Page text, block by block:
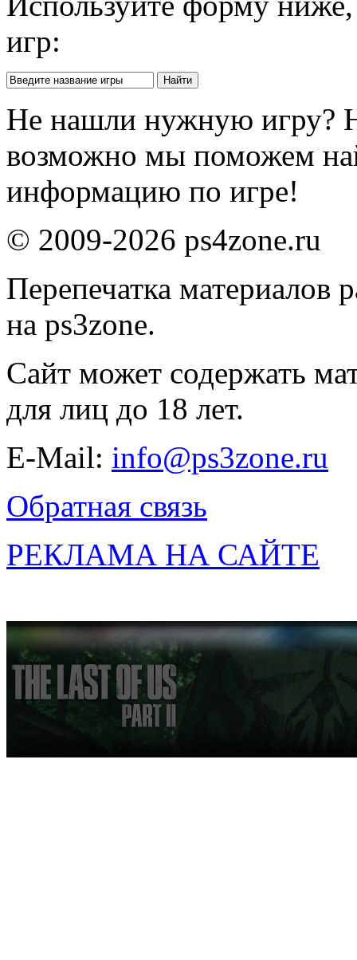
игр:
Не нашли нужную игру?
возможно мы поможем
информацию по игре!
© 2009-2026 ps4zone.ru
Перепечатка материалов
на ps3zone.
Сайт может содержать
для лиц до 18 лет.
E-Mail: info@ps3zone.ru
Обратная связь
РЕКЛАМА НА САЙТЕ